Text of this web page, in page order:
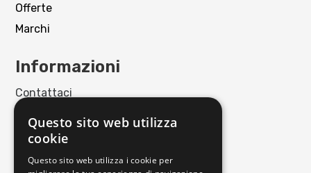
Offerte
Marchi
Informazioni
Contattaci
Privacy policy
Termini e condizioni
Questo sito web utilizza
cookie
Questo sito web utilizza i cookie per